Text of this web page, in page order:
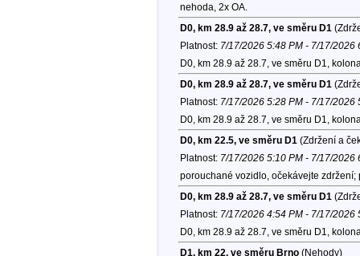
nehoda, 2x OA.
D0, km 28.9 až 28.7, ve směru D1
Platnost: 7/17/2026 5:48 PM - 7/17/2026
D0, km 28.9 až 28.7, ve směru D1,
D0, km 28.9 až 28.7, ve směru D1
Platnost: 7/17/2026 5:28 PM - 7/17/2026
D0, km 28.9 až 28.7, ve směru D1,
D0, km 22.5, ve směru D1 (Zdržení a
Platnost: 7/17/2026 5:10 PM - 7/17/2026
porouchané vozidlo, očekávejte zdržení;
D0, km 28.9 až 28.7, ve směru D1
Platnost: 7/17/2026 4:54 PM - 7/17/2026
D0, km 28.9 až 28.7, ve směru D1,
D1, km 22, ve směru Brno(Nehody)